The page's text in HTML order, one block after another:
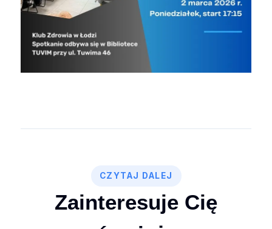
CZYTAJ DALEJ
Zainteresuje Cię